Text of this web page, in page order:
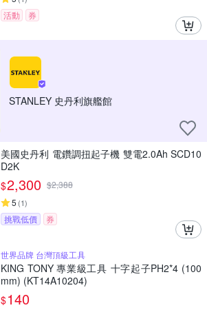
活動 券
STANLEY 史丹利旗艦館
美國史丹利 電鑽調扭起子機 雙電2.0Ah SCD10
D2K
$2,300 $2,388
5 (1)
挑戰低價 券
世界品牌 台灣頂級工具
KING TONY 專業級工具 十字起子PH2*4 (100
mm) (KT14A10204)
$140